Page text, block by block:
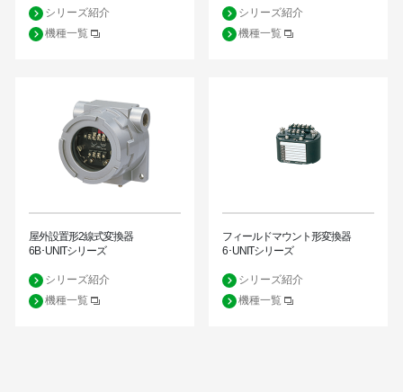
シリーズ紹介
機種一覧
シリーズ紹介
機種一覧
屋外設置形2線式変換器
6B･UNITシリーズ
シリーズ紹介
機種一覧
フィールドマウント形変換器
6･UNITシリーズ
シリーズ紹介
機種一覧